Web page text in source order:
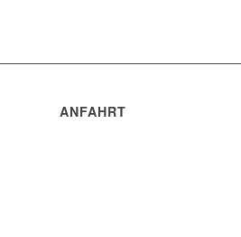
ANFAHRT